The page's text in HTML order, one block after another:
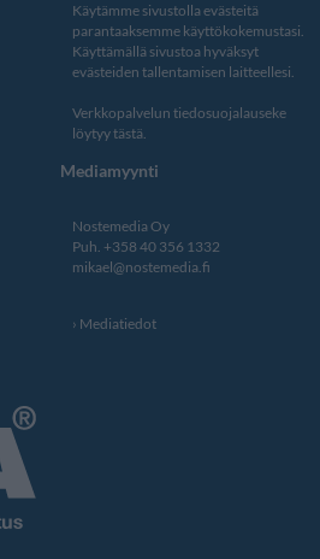
Käytämme sivustolla evästeitä
parantaaksemme käyttökokemustasi.
Käyttämällä sivustoa hyväksyt
evästeiden tallentamisen laitteellesi.
Verkkopalvelun tiedosuojalauseke
löytyy tästä.
Mediamyynti
Nostemedia Oy
Puh. +358 40 356 1332
mikael@nostemedia.fi
Mediatiedot